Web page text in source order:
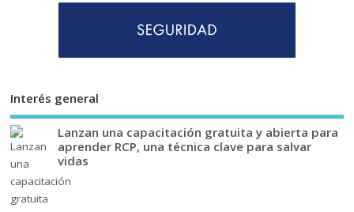
Interés general
Lanzan una capacitación gratuita y abierta para
aprender RCP, una técnica clave para salvar
vidas